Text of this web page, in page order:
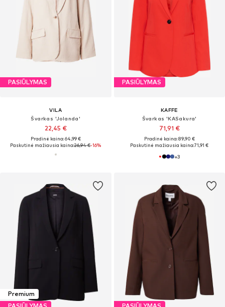
PASIŪLYMAS
VILA
Švarkas 'Jolanda'
22,45 €
Pradinė kaina: 64,99 €
Paskutinė mažiausia kaina:26,94 €-16%
PASIŪLYMAS
KAFFE
Švarkas 'KASakura'
71,91 €
Pradinė kaina: 89,90 €
Paskutinė mažiausia kaina:71,91 €
+3
Premium